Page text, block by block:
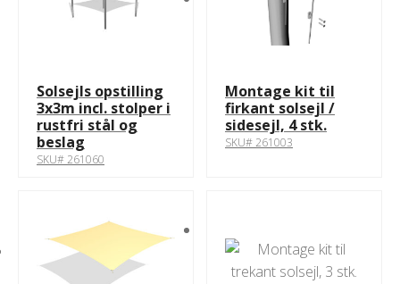
Solsejls opstilling
3x3m incl. stolper i
rustfri stål og
beslag
SKU# 261060
Montage kit til
firkant solsejl /
sidesejl, 4 stk.
SKU# 261003